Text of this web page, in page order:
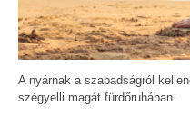
A nyárnak a szabadságról
szégyelli magát fürdőruhában.